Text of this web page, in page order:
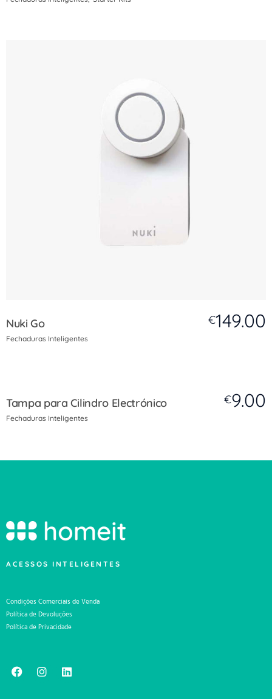
Nuki Go €149.00
Fechaduras Inteligentes
Tampa para Cilindro Electrónico €9.00
Fechaduras Inteligentes
ACESSOS INTELIGENTES
Condições Comerciais de Venda
Política de Devoluções
Política de Privacidade